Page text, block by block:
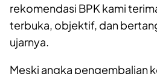
rekomendasi BPK kami
terbuka, objektif, dan
ujarnya.
Meski angka pengembalian